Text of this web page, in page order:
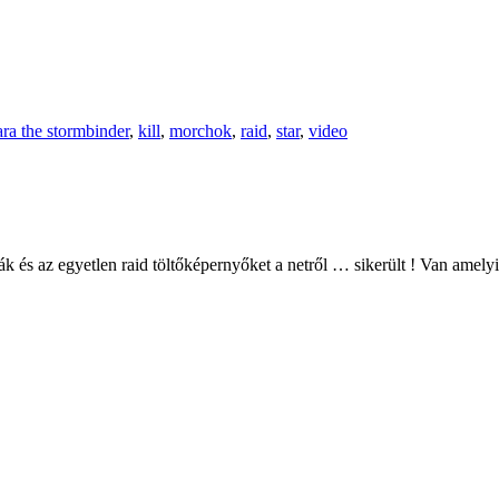
the stormbinder, kill, morchok, raid, star, video
és az egyetlen raid töltőképernyőket a netről … sikerült ! Van